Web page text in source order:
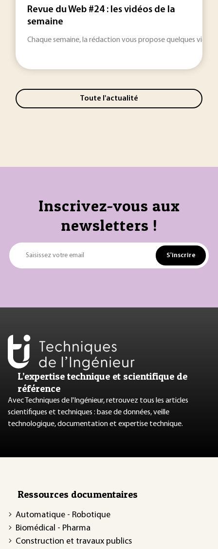
Revue du Web #24 : les vidéos de la
semaine
Chaque semaine, la rédaction vous propose quelques
Toute l'actualité
Inscrivez-vous aux
newsletters !
Saisissez votre email S'inscrire
L’expertise technique et scientifique de
référence
Avec Techniques de l'Ingénieur, retrouvez tous les articles
scientifiques et techniques : base de données, veille
technologique, documentation et expertise technique.
Ressources documentaires
Automatique - Robotique
Biomédical - Pharma
Construction et travaux publics